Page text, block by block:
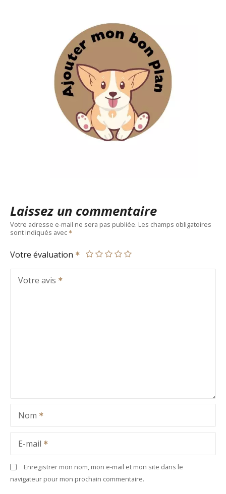
Laissez un commentaire
Votre adresse e-mail ne sera pas publiée. Les champs obligatoires
sont indiqués avec
Votre évaluation
Votre avis
Nom
E-mail
Enregistrer mon nom, mon e-mail et mon site dans le
navigateur pour mon prochain commentaire.